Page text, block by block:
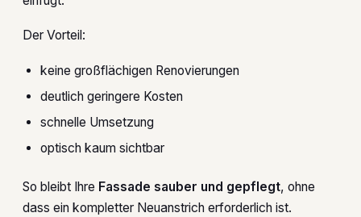
Der Vorteil:
keine großflächigen Renovierungen
deutlich geringere Kosten
schnelle Umsetzung
optisch kaum sichtbar
So bleibt Ihre Fassade sauber und gepflegt, ohne
dass ein kompletter Neuanstrich erforderlich ist.